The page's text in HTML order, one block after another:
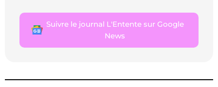
Suivre le journal L'Entente sur Google
News